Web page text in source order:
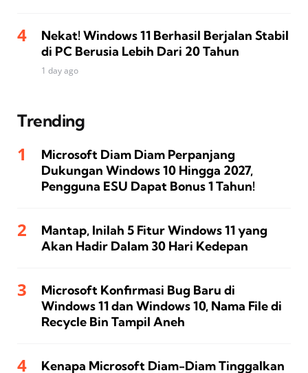
Nekat! Windows 11 Berhasil Berjalan Stabil
di PC Berusia Lebih Dari 20 Tahun
1 day ago
Trending
Microsoft Diam Diam Perpanjang
Dukungan Windows 10 Hingga 2027,
Pengguna ESU Dapat Bonus 1 Tahun!
Mantap, Inilah 5 Fitur Windows 11 yang
Akan Hadir Dalam 30 Hari Kedepan
Microsoft Konfirmasi Bug Baru di
Windows 11 dan Windows 10, Nama File di
Recycle Bin Tampil Aneh
Kenapa Microsoft Diam-Diam Tinggalkan